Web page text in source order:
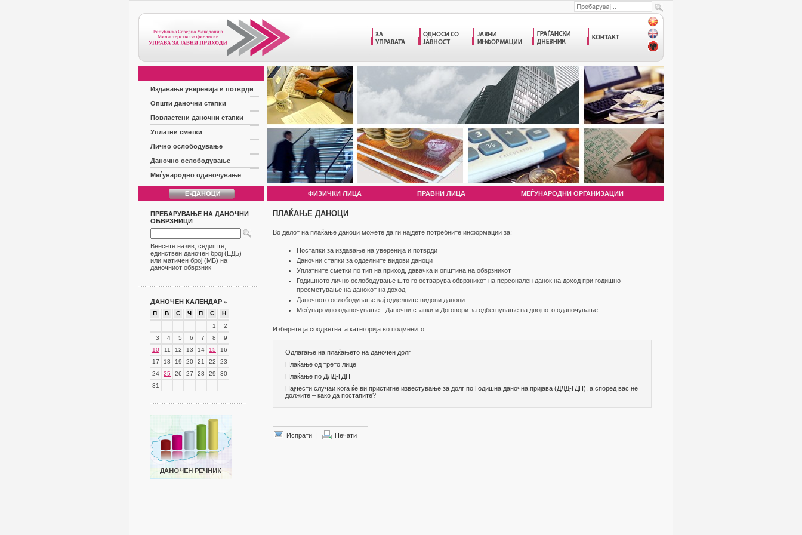
Издавање уверенија и потврди
Општи даночни стапки
Повластени даночни стапки
Уплатни сметки
Лично ослободување
Даночно ослободување
Меѓународно оданочување
ФИЗИЧКИ ЛИЦА ПРАВНИ ЛИЦА МЕЃУНАРОДНИ ОРГАНИЗАЦИИ
ПРЕБАРУВАЊЕ НА ДАНОЧНИ
ОБВРЗНИЦИ
Внесете назив, седиште,
единствен даночен број (ЕДБ)
или матичен број (МБ) на
даночниот обврзник
ДАНОЧЕН КАЛЕНДАР »
П В С Ч П С
Н
1
2
3
4 5 6 7 8
9
10
11 12 13 14 15
16
17
18 19 20 21 22
23
24
25 26 27 28 29
30
31
ПЛАЌАЊЕ ДАНОЦИ
Во делот на плаќање даноци можете да ги најдете потребните информации за:
Постапки за издавање на уверенија и потврди
Даночни стапки за одделните видови даноци
Уплатните сметки по тип на приход, давачка и општина на обврзникот
Годишното лично ослободување што го остварува обврзникот на персонален данок на доход при годишно
пресметување на данокот на доход
Даночното ослободување кај одделните видови даноци
Меѓународно оданочување - Даночни стапки и Договори за одбегнување на двојното оданочување
Изберете ја соодветната категорија во подменито.
Одлагање на плаќањето на даночен долг
Плаќање од трето лице
Плаќање по ДЛД-ГДП
Најчести случаи кога ќе ви пристигне известување за долг по Годишна даночна пријава (ДЛД-ГДП), а според вас не
должите – како да постапите?
Испрати | Печати